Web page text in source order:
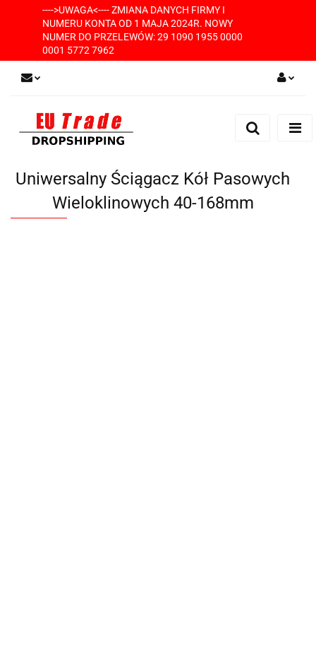
---->UWAGA<---- ZMIANA DANYCH FIRMY I
NUMERU KONTA OD 1 MAJA 2024R. NOWY
NUMER DO PRZELEWÓW: 29 1090 1955 0000
0001 5772 7962
Zarejestruj się
Uniwersalny Ściągacz Kół Pasowych
Wieloklinowych 40-168mm